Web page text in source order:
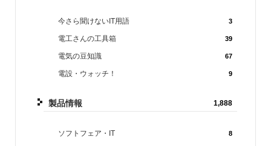
今さら聞けないIT用語 3
電工さんの工具箱 39
電気の豆知識 67
電設・ウォッチ！ 9
製品情報 1,888
ソフトフェア・IT 8